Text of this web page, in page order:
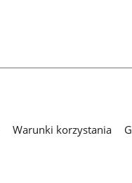
Warunki korzystania